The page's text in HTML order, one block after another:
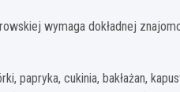
wymaga dokładnej
papryka, cukinia, bakłażan,